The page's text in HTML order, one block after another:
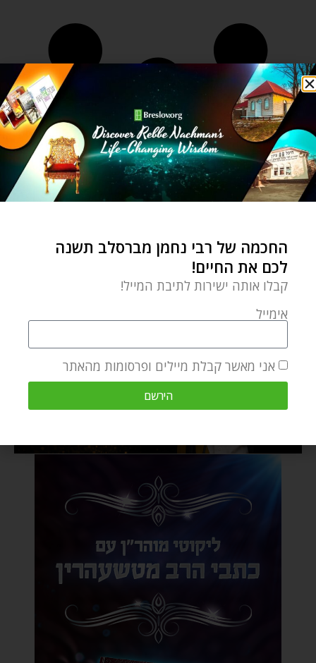
החכמה של רבי נחמן מברסלב תשנה
לכם את החיים!
קבלו אותה ישירות לתיבת המייל!
אימייל
אני מאשר קבלת מיילים ופרסומות מהאתר
הירשם